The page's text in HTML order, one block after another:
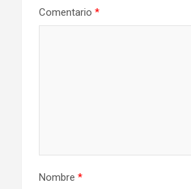
Comentario *
Nombre *